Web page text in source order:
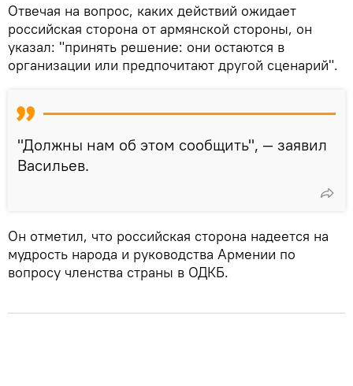
Отвечая на вопрос, каких действий ожидает
российская сторона от армянской стороны, он
указал: "принять решение: они остаются в
организации или предпочитают другой сценарий".
"Должны нам об этом сообщить", — заявил
Васильев.
Он отметил, что российская сторона надеется на
мудрость народа и руководства Армении по
вопросу членства страны в ОДКБ.